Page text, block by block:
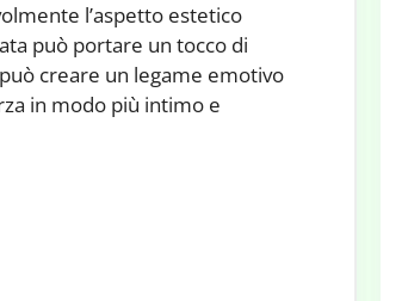
l’aspetto estetico
può portare un tocco di
creare un legame emotivo
in modo più intimo e